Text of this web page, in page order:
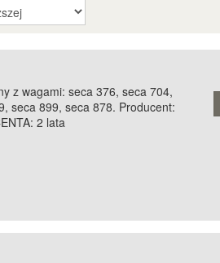
z wagami: seca 376, seca 704,
seca 899, seca 878. Producent:
2 lata